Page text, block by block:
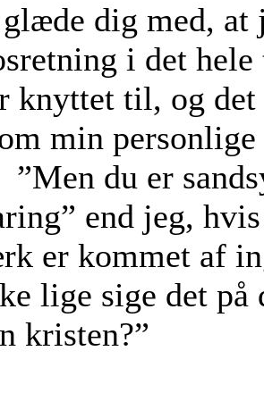
glæde dig med,
i det
knyttet til, og det
min
du er
end jeg,
er kommet af
lige sige det
kristen?”